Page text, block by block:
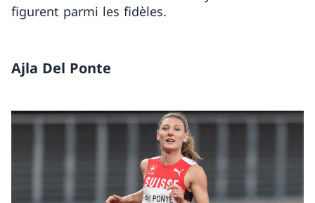
figurent parmi les fidèles.
Ajla Del Ponte